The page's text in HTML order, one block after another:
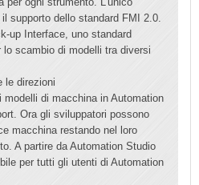
supporto dello standard FMI 2.0.
up Interface, uno standard
scambio di modelli tra diversi
le direzioni
modelli di macchina in Automation
Ora gli sviluppatori possono
macchina restando nel loro
A partire da Automation Studio
per tutti gli utenti di Automation